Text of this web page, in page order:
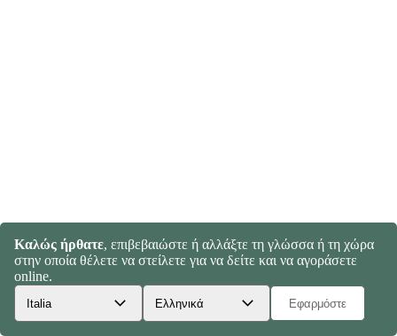
Καλώς ήρθατε, επιβεβαιώστε ή αλλάξτε τη γλώσσα ή τη χώρα
στην οποία θέλετε να στείλετε για να δείτε και να αγοράσετε
online.
Εφαρμόστε